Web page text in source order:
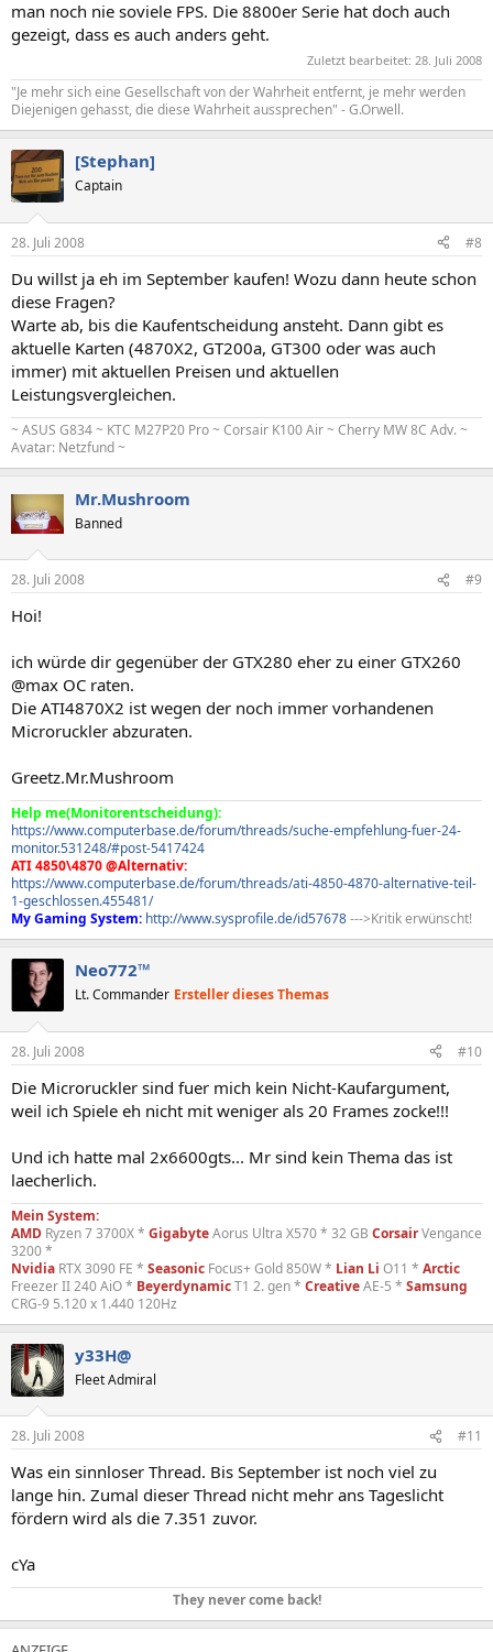
man noch nie soviele FPS. Die 8800er Serie hat doch auch
gezeigt, dass es auch anders geht.
Zuletzt bearbeitet: 28. Juli 2008
"Je mehr sich eine Gesellschaft von der Wahrheit entfernt, je mehr werden
Diejenigen gehasst, die diese Wahrheit aussprechen" - G.Orwell.
[Stephan]
Captain
28. Juli 2008 #8
Du willst ja eh im September kaufen! Wozu dann heute schon
diese Fragen?
Warte ab, bis die Kaufentscheidung ansteht. Dann gibt es
aktuelle Karten (4870X2, GT200a, GT300 oder was auch
immer) mit aktuellen Preisen und aktuellen
Leistungsvergleichen.
~ ASUS G834 ~ KTC M27P20 Pro ~ Corsair K100 Air ~ Cherry MW 8C Adv. ~
Avatar: Netzfund ~
Mr.Mushroom
Banned
28. Juli 2008 #9
Hoi!
ich würde dir gegenüber der GTX280 eher zu einer GTX260
@max OC raten.
Die ATI4870X2 ist wegen der noch immer vorhandenen
Microruckler abzuraten.
Greetz.Mr.Mushroom
Help me(Monitorentscheidung):
https://www.computerbase.de/forum/threads/suche-empfehlung-fuer-24-
monitor.531248/#post-5417424
ATI 4850\4870 @Alternativ:
https://www.computerbase.de/forum/threads/ati-4850-4870-alternative-teil-
1-geschlossen.455481/
My Gaming System: http://www.sysprofile.de/id57678--->Kritik erwünscht!
Neo772™
Lt. Commander Ersteller dieses Themas
28. Juli 2008 #10
Die Microruckler sind fuer mich kein Nicht-Kaufargument,
weil ich Spiele eh nicht mit weniger als 20 Frames zocke!!!
Und ich hatte mal 2x6600gts... Mr sind kein Thema das ist
laecherlich.
Mein System:
AMD Ryzen 7 3700X * GigabyteAorus Ultra X570 * 32 GB CorsairVengance
3200 *
Nvidia RTX 3090 FE * Seasonic Focus+ Gold 850W * Lian Li O11 * Arctic
Freezer II 240 AiO * BeyerdynamicT1 2. gen * CreativeAE-5 * Samsung
CRG-9 5.120 x 1.440 120Hz
y33H@
Fleet Admiral
28. Juli 2008 #11
Was ein sinnloser Thread. Bis September ist noch viel zu
lange hin. Zumal dieser Thread nicht mehr ans Tageslicht
fördern wird als die 7.351 zuvor.
cYa
They never come back!